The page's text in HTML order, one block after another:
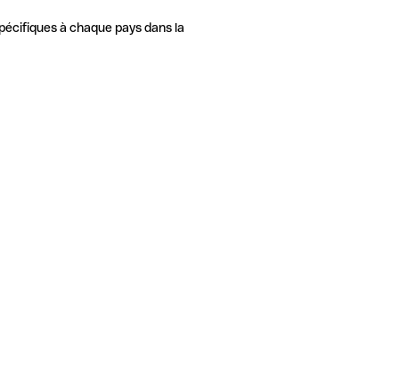
à chaque pays dans la